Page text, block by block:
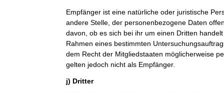
Empfänger ist eine natürliche oder juristische
andere Stelle, der personenbezogene Daten
davon, ob es sich bei ihr um einen Dritten
Rahmen eines bestimmten
dem Recht der Mitgliedstaaten möglicherweise
gelten jedoch nicht als Empfänger.
j) Dritter